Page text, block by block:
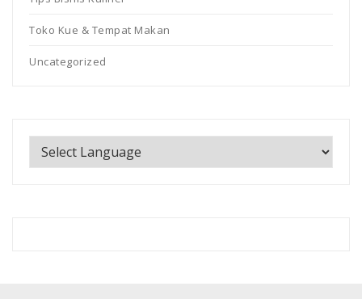
Toko Kue & Tempat Makan
Uncategorized